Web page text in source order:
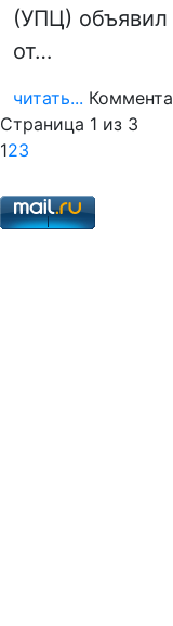
(УПЦ) объявил
от…
читать...
Страница 1 из 3
123